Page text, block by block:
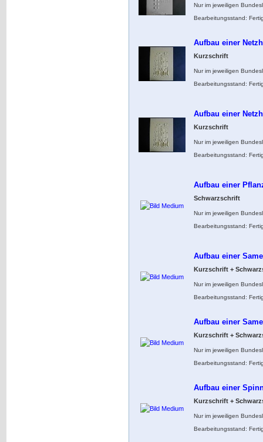
Nur im jeweiligen
Bearbeitungsstand:
Aufbau einer
Kurzschrift
Nur im jeweiligen
Bearbeitungsstand:
Aufbau einer
Kurzschrift
Nur im jeweiligen
Bearbeitungsstand:
Aufbau einer
Schwarzschrift
Nur im jeweiligen
Bearbeitungsstand:
Aufbau einer
Kurzschrift +
Nur im jeweiligen
Bearbeitungsstand:
Aufbau einer
Kurzschrift +
Nur im jeweiligen
Bearbeitungsstand:
Aufbau einer
Kurzschrift +
Nur im jeweiligen
Bearbeitungsstand: